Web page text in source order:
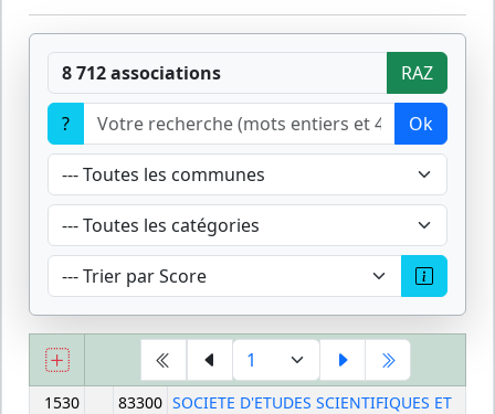
8 712 associations RAZ
? Ok
1530 83300 SOCIETE D'ETUDES SCIENTIFIQUES ET